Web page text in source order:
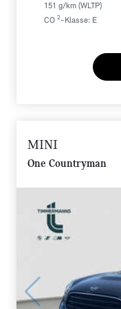
151 g/km (WLTP)
CO 2-Klasse: E
MINI
One Countryman